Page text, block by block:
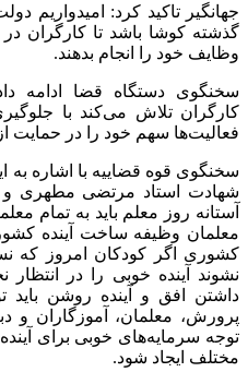
جهانگیر تاکید کرد: امیدواریم
گذشته کوشا باشد تا کارگران
وظایف خود را انجام بدهند.
سخنگوی دستگاه قضا ادامه
کارگران تلاش می‌کند با
فعالیت‌ها سهم خود را در حمایت
شهادت استاد مرتضی مطهری و
آستانه روز معلم باید به تمام
معلمان وظیفه ساخت آینده
کشوری اگر کودکان امروز که
نشوند آینده خوبی را در
داشتن افق و آینده روشن
پرورش، معلمان، آموزگاران و
توجه سرمایه‌های خوبی برای
مختلف ایجاد شود.